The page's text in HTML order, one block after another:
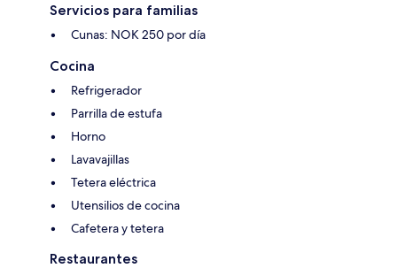
Servicios para familias
Cunas: NOK 250 por día
Cocina
Refrigerador
Parrilla de estufa
Horno
Lavavajillas
Tetera eléctrica
Utensilios de cocina
Cafetera y tetera
Restaurantes